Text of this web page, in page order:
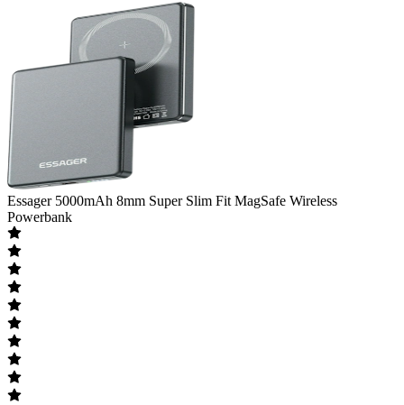
Essager 5000mAh 8mm Super Slim Fit MagSafe Wireless
Powerbank